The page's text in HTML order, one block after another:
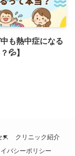
中も熱中症になる
💦】
ス
クリニック紹介
バシーポリシー